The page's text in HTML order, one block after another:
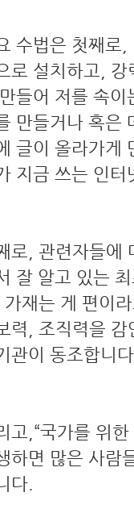
수법은 첫째로
로 설치하고,
들어 저를 속
만들거나 혹은
글이 올라가게
지금 쓰는 인
로, 관련자들에
잘 알고 있는
가재는 게 편이
력, 조직력을
관이 동조합니
고,“국가를 위
하면 많은 사람
다.